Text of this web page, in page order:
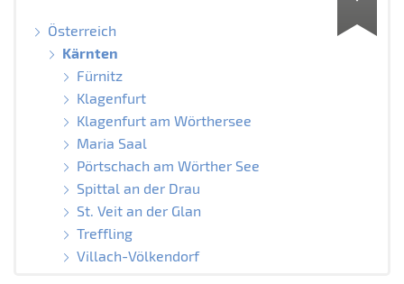
Österreich
Kärnten
Fürnitz
Klagenfurt
Klagenfurt am Wörthersee
Maria Saal
Pörtschach am Wörther See
Spittal an der Drau
St. Veit an der Glan
Treffling
Villach-Völkendorf